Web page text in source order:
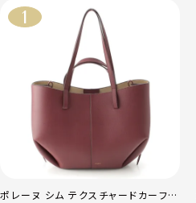
ポレーヌ シム テクスチャードカーフレ